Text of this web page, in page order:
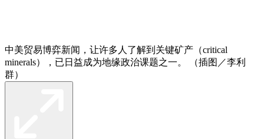
中美贸易博弈新闻，让许多人了解到关键矿产（critical
minerals），已日益成为地缘政治课题之一。 （插图／李利
群）